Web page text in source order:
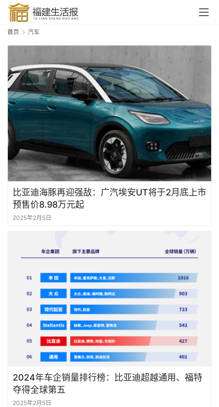
首页 汽车
比亚迪海豚再迎强敌：广汽埃安UT将于2月底上市
预售价8.98万元起
2025年2月5日
2024年车企销量排行榜：比亚迪超越通用、福特
夺得全球第五
2025年2月5日